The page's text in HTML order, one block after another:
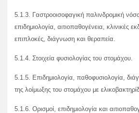
5.1.3. Γαστροοισοφαγική παλινδρομική
επιδημιολογία, αιτιοπαθογένεια, κλινικές
επιπλοκές, διάγνωση και θεραπεία.
5.1.4. Στοιχεία φυσιολογίας του στομάχου.
5.1.5. Επιδημιολογία, παθοφυσιολογία,
της λοίμωξης του στομάχου με
5.1.6. Ορισμοί, επιδημιολογία και